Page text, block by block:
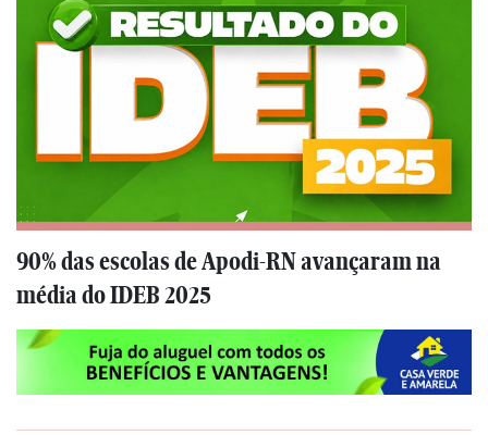
90% das escolas de Apodi-RN avançaram na
média do IDEB 2025